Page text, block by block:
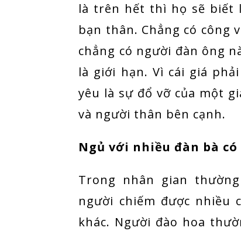
là trên hết thì họ sẽ biết
bạn thân. Chẳng có công
chẳng có người đàn ông
là giới hạn. Vì cái giá
yêu là sự đổ vỡ của một
và người thân bên cạnh.
Ngủ với nhiều đàn bà
Trong nhân gian
người chiếm được nhiều
khác. Người đào hoa